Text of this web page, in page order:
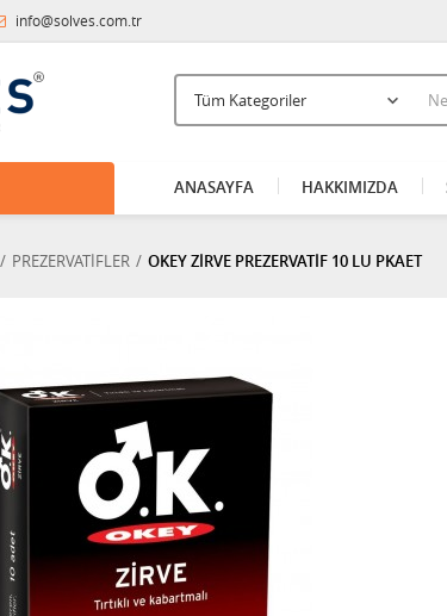
info@solves.com.tr
ANASAYFA HAKKIMIZDA
PREZERVATİFLER OKEY ZİRVE PREZERVATİF 10 LU PKAET